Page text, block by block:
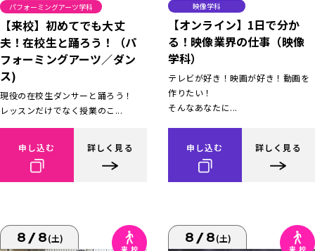
パフォーミングアーツ学科
【来校】初めてでも大丈
夫！在校生と踊ろう！（パ
フォーミングアーツ／ダン
ス)
現役の在校生ダンサーと踊ろう！
レッスンだけでなく授業のこ...
申し込む 詳しく見る
映像学科
【オンライン】1日で分か
る！映像業界の仕事（映像
学科）
テレビが好き！映画が好き！動画を
作りたい！
そんなあなたに...
申し込む 詳しく見る
8/8(土) 8/8(土)